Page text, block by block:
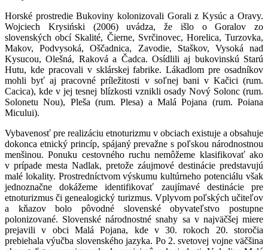
Horské prostredie Bukoviny kolonizovali Gorali z Kysúc a Oravy.
Wojciech Krysiński (2006) uvádza, že išlo o Goralov zo
slovenských obcí Skalité, Čierne, Svrčinovec, Horelica, Turzovka,
Makov, Podvysoká, Oščadnica, Zavodie, Staškov, Vysoká nad
Kysucou, Olešná, Raková a Čadca. Osídlili aj bukovinskú Starú
Hutu, kde pracovali v sklárskej fabrike. Lákadlom pre osadníkov
mohli byť aj pracovné príležitosti v soľnej bani v Kačici (rum.
Cacica), kde v jej tesnej blízkosti vznikli osady Nový Solonc (rum.
Solonetu Nou), Pleša (rum. Plesa) a Malá Pojana (rum. Poiana
Micului).
Vybavenosť pre realizáciu etnoturizmu v obciach existuje a obsahuje
dokonca etnický princíp, spájaný prevažne s poľskou národnostnou
menšinou. Ponuku cestovného ruchu nemôžeme klasifikovať ako
v prípade mesta Nadlak, pretože záujmové destinácie predstavujú
malé lokality. Prostredníctvom výskumu kultúrneho potenciálu však
jednoznačne dokážeme identifikovať zaujímavé destinácie pre
etnoturizmus či genealogický turizmus. Vplyvom poľských učiteľov
a kňazov bolo pôvodné slovenské obyvateľstvo postupne
polonizované. Slovenské národnostné snahy sa v najväčšej miere
prejavili v obci Malá Pojana, kde v 30. rokoch 20. storočia
prebiehala výučba slovenského jazyka. Po 2. svetovej vojne väčšina